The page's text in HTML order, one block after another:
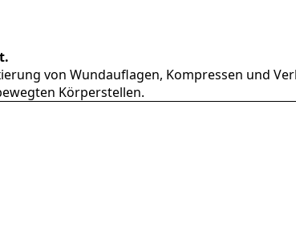
von Wundauflagen, Kompressen und
Körperstellen.